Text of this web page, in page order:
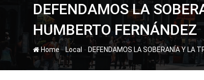
DEFENDAMOS LA
HUMBERTO FERNÁNDEZ
Home-Local - DEFENDAMOS LA SOBERANÍA Y LA